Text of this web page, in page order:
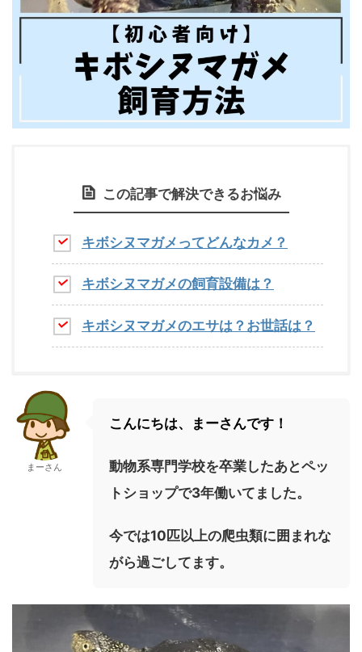
この記事で解決できるお悩み
キボシヌマガメってどんなカメ？
キボシヌマガメの飼育設備は？
キボシヌマガメのエサは？お世話は？
まーさん
こんにちは、まーさんです！
動物系専門学校を卒業したあとペッ
トショップで3年働いてました。
今では10匹以上の爬虫類に囲まれな
がら過ごしてます。